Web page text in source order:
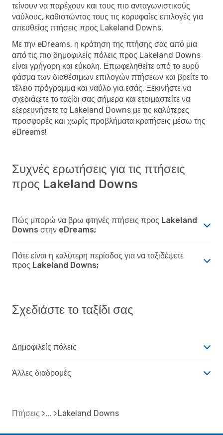
τείνουν να παρέχουν και τους πιο ανταγωνιστικούς
ναύλους, καθιστώντας τους τις κορυφαίες επιλογές για
απευθείας πτήσεις προς Lakeland Downs.
Με την eDreams, η κράτηση της πτήσης σας από μια
από τις πιο δημοφιλείς πόλεις προς Lakeland Downs
είναι γρήγορη και εύκολη. Επωφεληθείτε από το ευρύ
φάσμα των διαθέσιμων επιλογών πτήσεων και βρείτε το
τέλειο πρόγραμμα και ναύλο για εσάς. Ξεκινήστε να
σχεδιάζετε το ταξίδι σας σήμερα και ετοιμαστείτε να
εξερευνήσετε το Lakeland Downs με τις καλύτερες
προσφορές και χωρίς προβλήματα κρατήσεις μέσω της
eDreams!
Συχνές ερωτήσεις για τις πτήσεις
προς Lakeland Downs
Πώς μπορώ να βρω φτηνές πτήσεις προς Lakeland
Downs στην eDreams;
Πότε είναι η καλύτερη περίοδος για να ταξιδέψετε
προς Lakeland Downs;
Σχεδιάστε το ταξίδι σας
Δημοφιλείς πόλεις
Άλλες διαδρομές
Πτήσεις Lakeland Downs